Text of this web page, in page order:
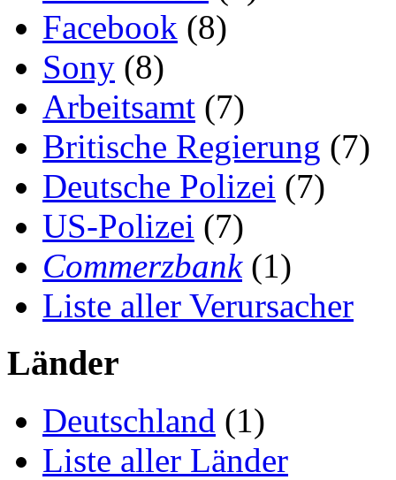
Facebook (8)
Sony (8)
Arbeitsamt (7)
Britische Regierung (7)
Deutsche Polizei (7)
US-Polizei (7)
Commerzbank(1)
Liste aller Verursacher
Länder
Deutschland (1)
Liste aller Länder